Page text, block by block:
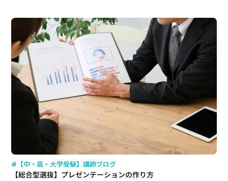
#【中・高・大学受験】講師ブログ
【総合型選抜】プレゼンテーションの作り方